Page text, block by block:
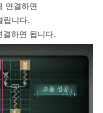
연결하면
립니다.
하면 됩니다.